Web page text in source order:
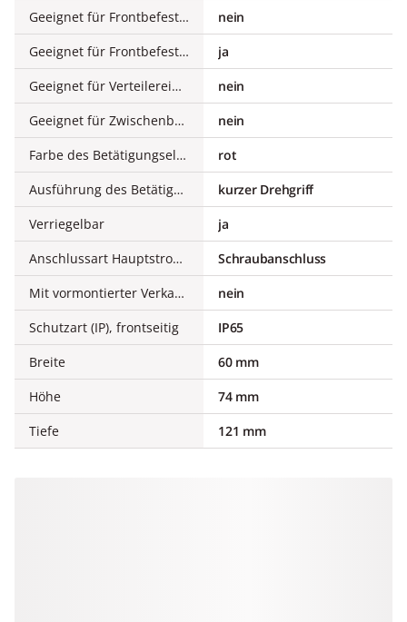
Geeignet für Frontbefestigung 4-Loch
nein
Geeignet für Frontbefestigung Zentral
ja
Geeignet für Verteilereinbau
nein
Geeignet für Zwischenbau
nein
Farbe des Betätigungselements
rot
Ausführung des Betätigungselements
kurzer Drehgriff
Verriegelbar
ja
Anschlussart Hauptstromkreis
Schraubanschluss
Mit vormontierter Verkabelung
nein
Schutzart (IP), frontseitig
IP65
Breite
60 mm
Höhe
74 mm
Tiefe
121 mm